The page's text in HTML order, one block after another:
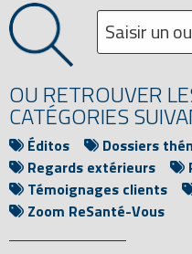
OU RETROUVER
CATÉGORIES
Éditos
Dossiers
Regards extérieurs
Témoignages clients
Zoom ReSanté-Vous